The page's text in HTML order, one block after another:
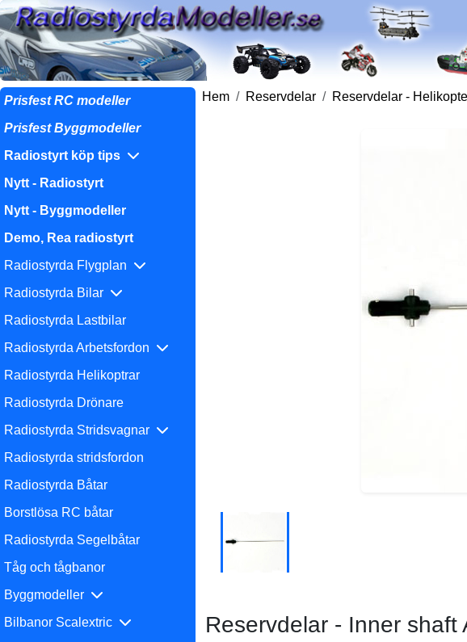
Prisfest RC modeller
Prisfest Byggmodeller
Radiostyrt köp tips
Nytt - Radiostyrt
Nytt - Byggmodeller
Demo, Rea radiostyrt
Radiostyrda Flygplan
Radiostyrda Bilar
Radiostyrda Lastbilar
Radiostyrda Arbetsfordon
Radiostyrda Helikoptrar
Radiostyrda Drönare
Radiostyrda Stridsvagnar
Radiostyrda stridsfordon
Radiostyrda Båtar
Borstlösa RC båtar
Radiostyrda Segelbåtar
Tåg och tågbanor
Byggmodeller
Bilbanor Scalextric
Hem Reservdelar Reservdelar -
Reservdelar - Inner shaft